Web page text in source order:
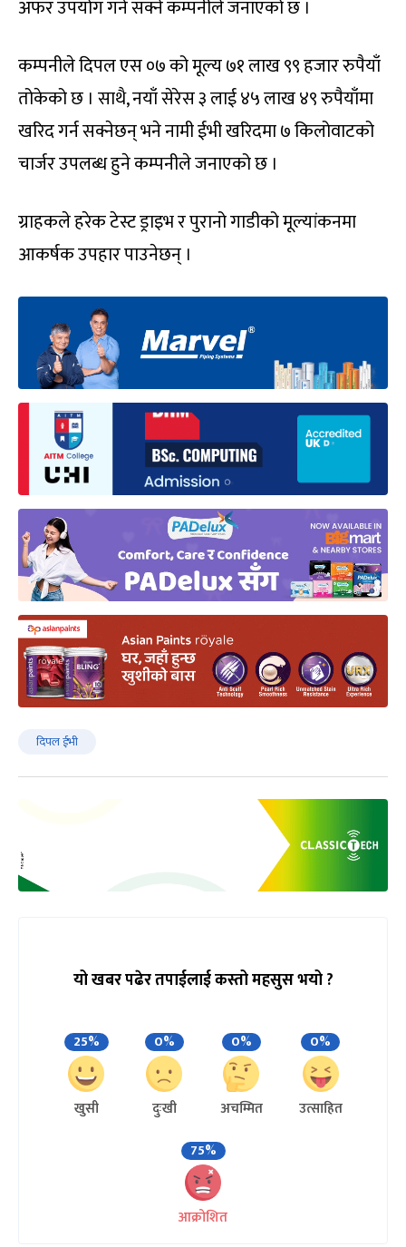
अफर उपयोग गर्न सक्ने कम्पनीले जनाएको छ ।
कम्पनीले दिपल एस ०७ को मूल्य ७१ लाख ९९ हजार रुपैयाँ
तोकेको छ । साथै, नयाँ सेरेस ३ लाई ४५ लाख ४९ रुपैयाँमा
खरिद गर्न सक्नेछन् भने नामी ईभी खरिदमा ७ किलोवाटको
चार्जर उपलब्ध हुने कम्पनीले जनाएको छ ।
ग्राहकले हरेक टेस्ट ड्राइभ र पुरानो गाडीको मूल्यांकनमा
आकर्षक उपहार पाउनेछन् ।
दिपल ईभी
यो खबर पढेर तपाईलाई कस्तो महसुस भयो ?
25%
खुसी
0%
दुःखी
0%
अचम्मित
0%
उत्साहित
75%
आक्रोशित